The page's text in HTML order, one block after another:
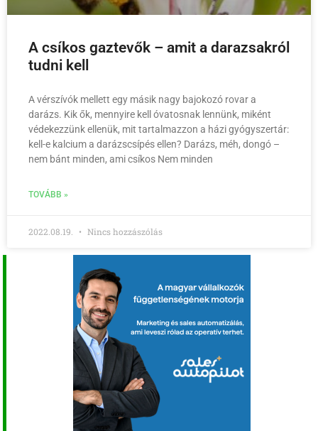
A csíkos gaztevők – amit a darazsakról
tudni kell
A vérszívók mellett egy másik nagy bajokozó rovar a
darázs. Kik ők, mennyire kell óvatosnak lennünk, miként
védekezzünk ellenük, mit tartalmazzon a házi gyógyszertár:
kell-e kalcium a darázscsípés ellen? Darázs, méh, dongó –
nem bánt minden, ami csíkos Nem minden
TOVÁBB »
2022.08.19. Nincs hozzászólás